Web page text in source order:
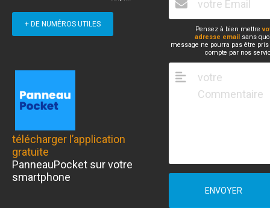
+ DE NUMÉROS UTILES
télécharger l’application
gratuite
PanneauPocket sur votre
smartphone
Pensez à bien mettre
adresse email sans
message ne pourra pas être
compte par nos
ENVOYER